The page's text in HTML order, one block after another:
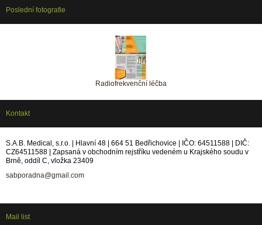
Poslední fotografie
Radiofrekvenční léčba
Kontakt
S.A.B. Medical, s.r.o. | Hlavní 48 | 664 51 Bedřichovice | IČO: 64511588 | DIČ:
CZ64511588 | Zapsaná v obchodním rejstříku vedeném u Krajského soudu v
Brně, oddíl C, vložka 23409
sabporadna@gmail.com
Mail list